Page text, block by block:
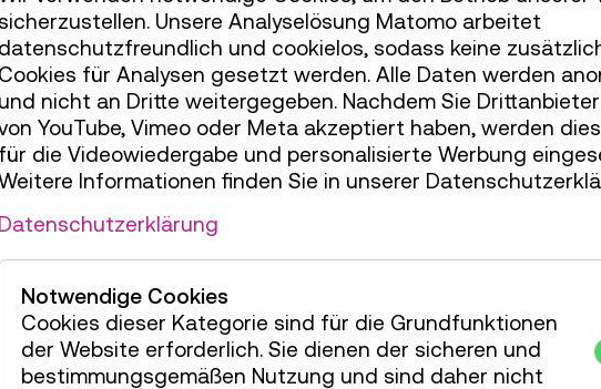
Leinwand möglich
Ihren Schüler:innen ganz neue
Die Teilnehmer:innen
Qualitäten vor der
in diesem Workshop
Filmtricks der Geschichte!
Merken
Dauer:01:30h
Gruppengröße:28
Pauschale unter 15
Fragen Sie Ihren
sicherzustellen. Unsere Analyselösung Matomo arbeitet
datenschutzfreundlich und cookielos, sodass keine
Cookies für Analysen gesetzt werden. Alle Daten werden
und nicht an Dritte weitergegeben. Nachdem Sie
YouTube, Vimeo oder Meta akzeptiert haben, werden
für die Videowiedergabe und personalisierte Werbung
Informationen finden Sie in unserer
Datenschutzerklärung
Notwendige Cookies
Cookies dieser Kategorie sind für die Grundfunktionen
der Website erforderlich. Sie dienen der sicheren und
bestimmungsgemäßen Nutzung und sind daher nicht